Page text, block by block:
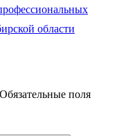
области
Обязательные поля